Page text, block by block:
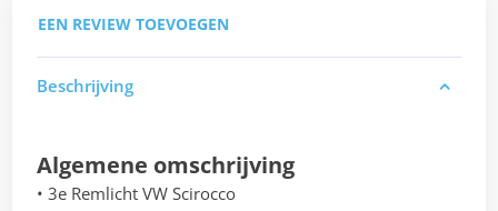
EEN REVIEW TOEVOEGEN
Beschrijving
Algemene omschrijving
• 3e Remlicht VW Scirocco